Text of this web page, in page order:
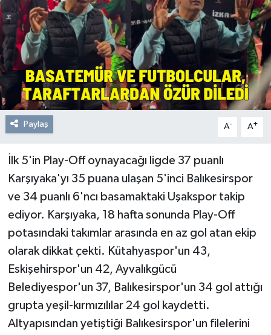
Paylaş A- A+
İlk 5'in Play-Off oynayacağı ligde 37 puanlı
Karşıyaka'yı 35 puana ulaşan 5'inci Balıkesirspor
ve 34 puanlı 6'ncı basamaktaki Uşakspor takip
ediyor. Karşıyaka, 18 hafta sonunda Play-Off
potasındaki takımlar arasında en az gol atan ekip
olarak dikkat çekti. Kütahyaspor'un 43,
Eskişehirspor'un 42, Ayvalıkgücü
Belediyespor'un 37, Balıkesirspor'un 34 gol attığı
grupta yeşil-kırmızılılar 24 gol kaydetti.
Altyapısından yetiştiği Balıkesirspor'un filelerini